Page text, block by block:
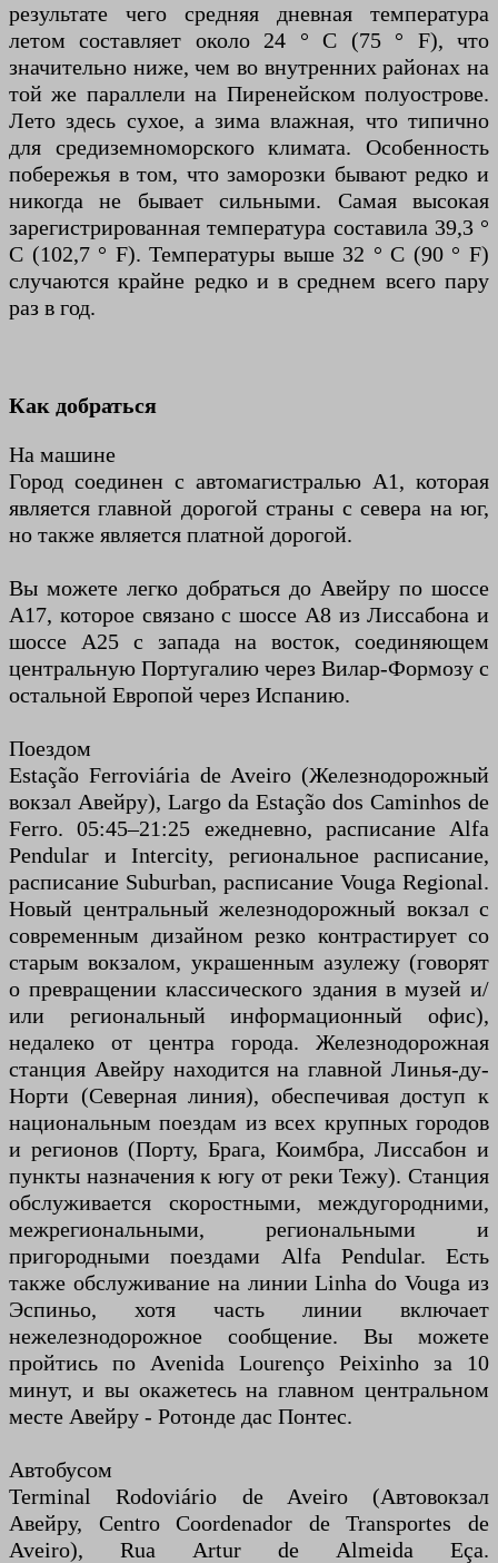
результате чего средняя дневная температура
летом составляет около 24 ° C (75 ° F), что
значительно ниже, чем во внутренних районах на
той же параллели на Пиренейском полуострове.
Лето здесь сухое, а зима влажная, что типично
для средиземноморского климата. Особенность
побережья в том, что заморозки бывают редко и
никогда не бывает сильными. Самая высокая
зарегистрированная температура составила 39,3 °
C (102,7 ° F). Температуры выше 32 ° C (90 ° F)
случаются крайне редко и в среднем всего пару
раз в год.
Как добраться
На машине
Город соединен с автомагистралью A1, которая
является главной дорогой страны с севера на юг,
но также является платной дорогой.
Вы можете легко добраться до Авейру по шоссе
A17, которое связано с шоссе A8 из Лиссабона и
шоссе A25 с запада на восток, соединяющем
центральную Португалию через Вилар-Формозу с
остальной Европой через Испанию.
Поездом
Estação Ferroviária de Aveiro (Железнодорожный
вокзал Авейру), Largo da Estação dos Caminhos de
Ferro. 05:45–21:25 ежедневно, расписание Alfa
Pendular и Intercity, региональное расписание,
расписание Suburban, расписание Vouga Regional.
Новый центральный железнодорожный вокзал с
современным дизайном резко контрастирует со
старым вокзалом, украшенным азулежу (говорят
о превращении классического здания в музей и/
или региональный информационный офис),
недалеко от центра города. Железнодорожная
станция Авейру находится на главной Линья-ду-
Норти (Северная линия), обеспечивая доступ к
национальным поездам из всех крупных городов
и регионов (Порту, Брага, Коимбра, Лиссабон и
пункты назначения к югу от реки Тежу). Станция
обслуживается скоростными, междугородними,
межрегиональными, региональными и
пригородными поездами Alfa Pendular. Есть
также обслуживание на линии Linha do Vouga из
Эспиньо, хотя часть линии включает
нежелезнодорожное сообщение. Вы можете
пройтись по Avenida Lourenço Peixinho за 10
минут, и вы окажетесь на главном центральном
месте Авейру - Ротонде дас Понтес.
Автобусом
Terminal Rodoviário de Aveiro (Автовокзал
Авейру, Centro Coordenador de Transportes de
Aveiro), Rua Artur de Almeida Eça.